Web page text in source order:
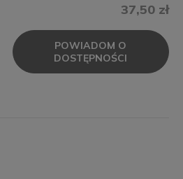
37,50 zł
POWIADOM O
DOSTĘPNOŚCI